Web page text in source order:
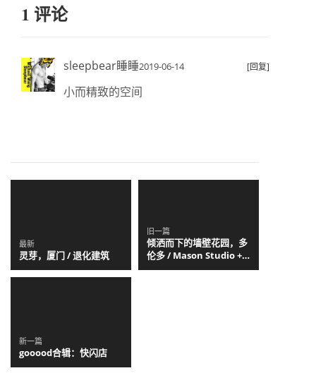
1 评论
sleepbear睡睡2019-06-14 [回复]
小而精致的空间
最新
灵芽，厦门 / 退化建筑
旧一篇
倾洒而下的墙壁花园，多
伦多 / Mason Studio +
Tennis
新一篇
gooood合辑：快闪店